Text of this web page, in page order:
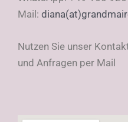
Mail:
Nutzen Sie unser
und Anfragen per Mail